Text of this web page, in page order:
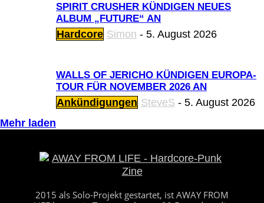
SPIRIT CRUSHER KÜNDIGEN NEUES
ALBUM „FUTURE“ AN
Hardcore Simon - 5. August 2026
WALLS OF JERICHO KÜNDIGEN EUROPA-
TOUR FÜR NOVEMBER 2026 AN
Ankündigungen SteveS - 5. August 2026
Mehr laden
2015 als Solo-Projekt gestartet, ist AWAY FROM